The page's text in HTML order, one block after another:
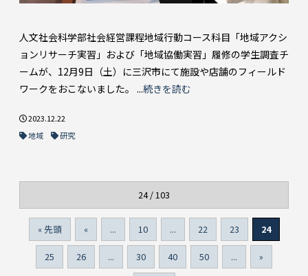
人文社会科学部社会経営課程地域行動コース科目「地域アクシ
ョンリサーチ実習」および「地域協働実習」履修の学生調査チ
ームが、12月9日（土）に三沢市にて施設や店舗のフィールド
ワークをおこないました。 ...続きを読む
2023.12.22
地域
研究
24 / 103
« 先頭 « ... 10 ... 22 23 24
25 26 ... 30 40 50 ... »